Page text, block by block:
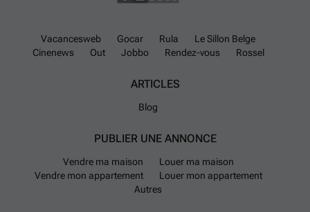
Vacancesweb Gocar Rula
Le Sillon Belge
Cinenews
Out Jobbo Rendez-vous Rossel
ARTICLES
Blog
PUBLIER UNE ANNONCE
Vendre ma maison
Louer ma maison
Vendre mon appartement
Louer mon appartement
Autres